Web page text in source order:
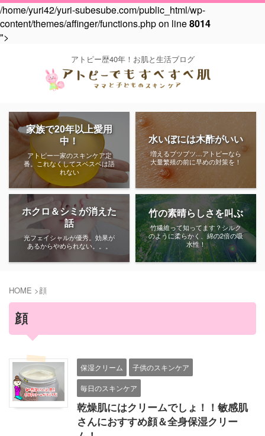
/home/yuri42/yuri-subesube.com/public_html/wp-
content/themes/affinger/functions.php on line8014
">
アトピー歴40年！お肌と生活ブログ
家族で20年以上愛用
中！
アトピー一家のスキンケア定
番。これなくしてスベスベは語
れない
水いぼには木酢がいい
増えるブツブツ…アトピーなら
大量繁殖の前に早めの対策を！
ホクロ＆シミが消えた
話
光フェイシャルが優秀。効果が
あるからやめられない。。。
竹の素晴らしさを叫ぶ
竹繊維って知ってます？シルク
のように柔らかく、綿の2倍の吸
水性！
HOME >顔
顔
保湿クリーム 子供のスキンケア
毎日のスキンケア
乾燥肌にはクリームでしょ！！敏感肌
さんにおすすめ顔＆全身保湿クリー